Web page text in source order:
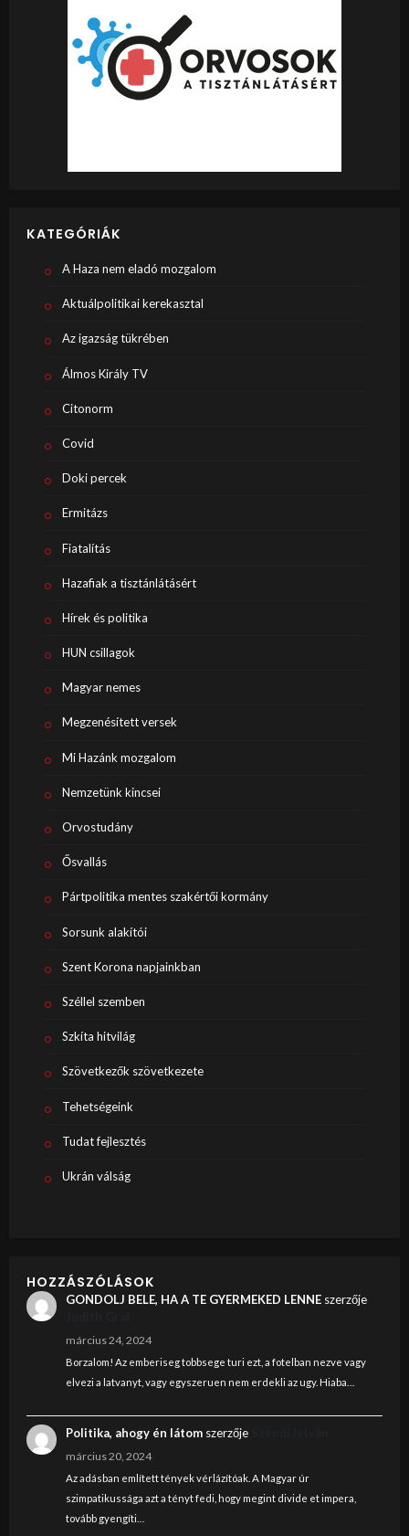
KATEGÓRIÁK
A Haza nem eladó mozgalom
Aktuálpolitikai kerekasztal
Az igazság tükrében
Álmos Király TV
Citonorm
Covid
Doki percek
Ermitázs
Fiatalítás
Hazafiak a tisztánlátásért
Hírek és politika
HUN csillagok
Magyar nemes
Megzenésített versek
Mi Hazánk mozgalom
Nemzetünk kincsei
Orvostudány
Ősvallás
Pártpolitika mentes szakértői kormány
Sorsunk alakítói
Szent Korona napjainkban
Széllel szemben
Szkíta hitvilág
Szövetkezők szövetkezete
Tehetségeink
Tudat fejlesztés
Ukrán válság
HOZZÁSZÓLÁSOK
GONDOLJ BELE, HA A TE GYERMEKED LENNEszerzője
március 24, 2024
Borzalom! Az emberiseg tobbsege turi ezt, a fotelban nezve vagy
elvezi a latvanyt, vagy egyszeruen nem erdekli az ugy. Hiaba…
Politika, ahogy én látomszerzője
március 20, 2024
Az adásban említett tények vérlázítóak. A Magyar úr
szimpatikussága azt a tényt fedi, hogy megint divide et impera,
tovább gyengíti…